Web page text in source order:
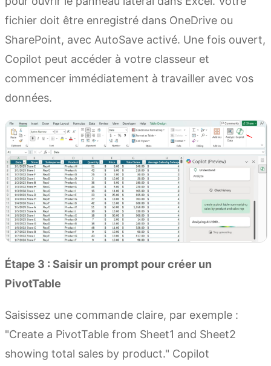
fichier doit être enregistré dans OneDrive ou
SharePoint, avec AutoSave activé. Une fois ouvert,
Copilot peut accéder à votre classeur et
commencer immédiatement à travailler avec vos
données.
Étape 3 : Saisir un prompt pour créer un
PivotTable
Saisissez une commande claire, par exemple :
"Create a PivotTable from Sheet1 and Sheet2
showing total sales by product." Copilot